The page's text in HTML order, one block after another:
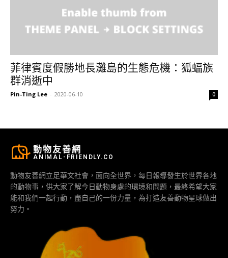
菲律賓度假勝地長灘島的生態危機：狐蝠族
群消逝中
Pin-Ting Lee - 2020-06-10 0
動物友善網
ANIMAL-FRIENDLY.CO
動物友善網立足華文社會，面向全世界，每日報導發生於世界各地
的動物事，供大家了解今日動物身處的環境和問題，最終希望大家
能和我們一起行動，盡自己的一份力量，為打造友善動物星球做出
努力。